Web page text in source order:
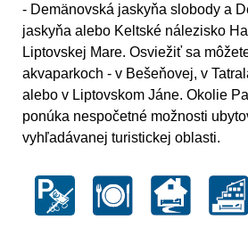
- Demänovská jaskyňa slobody a
jaskyňa alebo Keltské nálezisko
Liptovskej Mare. Osviežiť sa
akvaparkoch - v Bešeňovej, v
alebo v Liptovskom Jáne. Okolie
ponúka nespočetné možnosti
vyhľadávanej turistickej oblasti.